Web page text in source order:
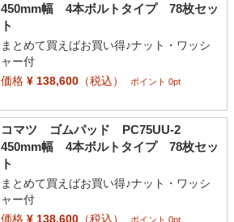
450mm幅 4本ボルトタイプ 78枚セッ
ト
まとめて買えばお買い得♪ナット・ワッシ
ャー付
価格¥ 138,600（税込） ポイント 0pt
コマツ ゴムパッド PC75UU-2
450mm幅 4本ボルトタイプ 78枚セッ
ト
まとめて買えばお買い得♪ナット・ワッシ
ャー付
価格¥ 138,600（税込） ポイント 0pt